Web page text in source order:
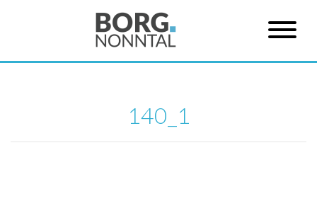
140_1